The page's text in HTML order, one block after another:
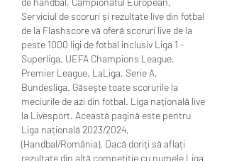
Serviciul de scoruri și rezultate live din fotbal
de la Flashscore vă oferă scoruri live de la
peste 1000 ligi de fotbal inclusiv Liga 1 -
Superliga, UEFA Champions League,
Premier League, LaLiga, Serie A,
Bundesliga. Găsește toate scorurile la
meciurile de azi din fotbal. Liga națională live
la Livesport. Această pagină este pentru
Liga națională 2023/2024,
(Handbal/România). Dacă doriți să aflați
rezultate din altă competiție cu numele Liga